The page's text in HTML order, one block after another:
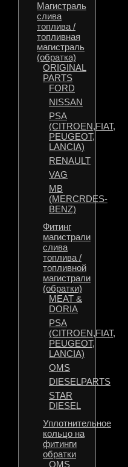
Магистраль
слива
топлива /
топливная
магистраль
(обратка)
ORIGINAL
PARTS
FORD
NISSAN
PSA
(CITROEN,FIAT,
PEUGEOT,
LANCIA)
RENAULT
VAG
MB
(MERCRDES-
BENZ)
Фитинг
магистрали
слива
топлива /
топливной
магистрали
(обратки)
MEAT &
DORIA
PSA
(CITROEN,FIAT,
PEUGEOT,
LANCIA)
OMS
DIESELPARTS
STAR
DIESEL
Уплотнительное
кольцо на
фитинги
обратки
OMS